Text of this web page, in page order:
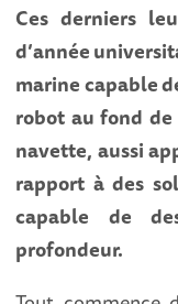
Ces derniers
d’année
marine capable
robot au fond
navette, aussi
rapport à des
capable de
profondeur.